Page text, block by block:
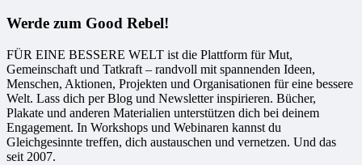
Werde zum Good Rebel!
FÜR EINE BESSERE WELT ist die Plattform für Mut,
Gemeinschaft und Tatkraft – randvoll mit spannenden Ideen,
Menschen, Aktionen, Projekten und Organisationen für eine bessere
Welt. Lass dich per Blog und Newsletter inspirieren. Bücher,
Plakate und anderen Materialien unterstützen dich bei deinem
Engagement. In Workshops und Webinaren kannst du
Gleichgesinnte treffen, dich austauschen und vernetzen. Und das
seit 2007.